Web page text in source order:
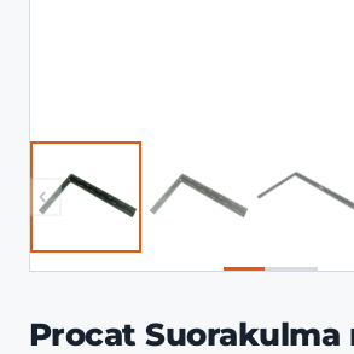
Procat Suorakulma